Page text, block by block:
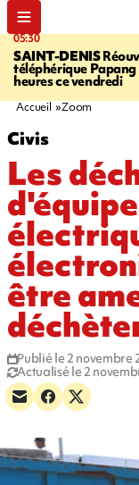
05:30
SAINT-DENIS
téléphérique
heures ce vendredi
Accueil Zoom
Civis
Les
être
Publié le 2 novembre
Actualisé le 2